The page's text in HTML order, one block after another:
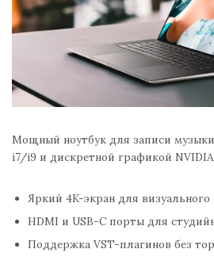
Мощный ноутбук для записи
i7/i9 и дискретной графикой
Яркий 4K-экран для визуального
HDMI и USB-C порты для
Поддержка VST-плагинов без